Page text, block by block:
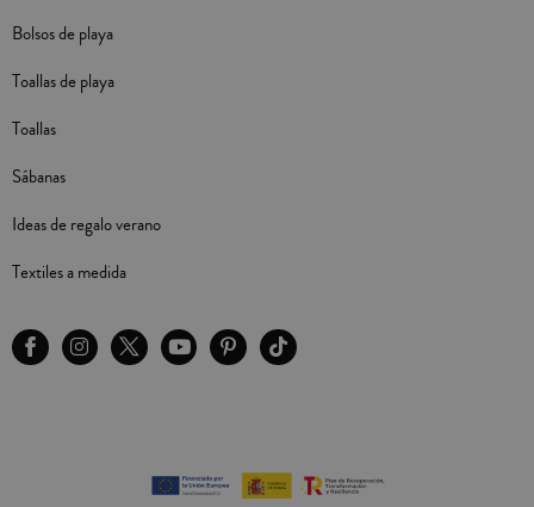
Bolsos de playa
Toallas de playa
Toallas
Sábanas
Ideas de regalo verano
Textiles a medida